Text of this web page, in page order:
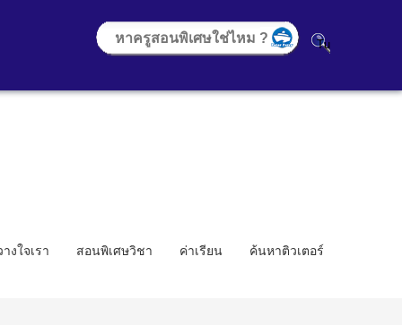
งใจเรา สอนพิเศษวิชา ค่าเรียน ค้นหาติวเตอร์